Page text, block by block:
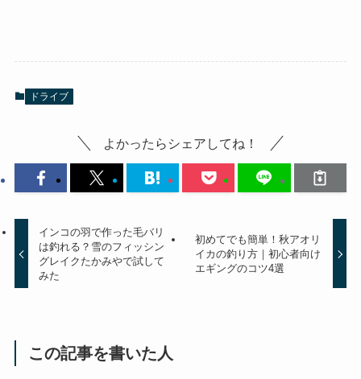
ドライブ
よかったらシェアしてね！
インコの羽で作った毛バリ
は釣れる？雪のフィッシン
グレイクたかみやで試して
みた
初めてでも簡単！秋アオリ
イカの釣り方｜初心者向け
エギングのコツ4選
この記事を書いた人